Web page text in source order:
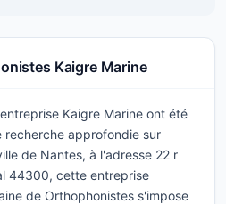
Kaigre Marine
Kaigre Marine ont été
recherche approfondie sur
de Nantes, à l'adresse 22 r
44300, cette entreprise
de Orthophonistes s'impose